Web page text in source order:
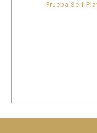
Prueba Self